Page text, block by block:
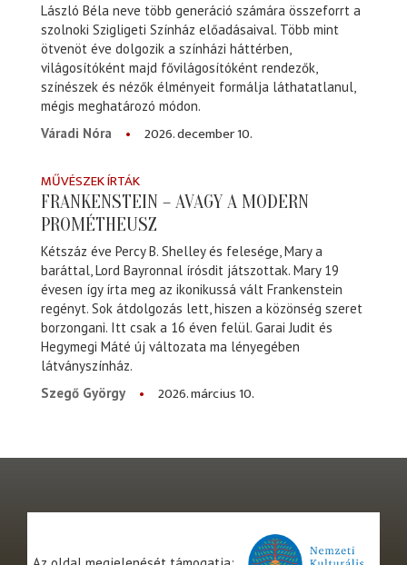
László Béla neve több generáció számára összeforrt a
szolnoki Szigligeti Színház előadásaival. Több mint
ötvenöt éve dolgozik a színházi háttérben,
világosítóként majd fővilágosítóként rendezők,
színészek és nézők élményeit formálja láthatatlanul,
mégis meghatározó módon.
Váradi Nóra
2026. december 10.
MŰVÉSZEK ÍRTÁK
FRANKENSTEIN – AVAGY A MODERN
PROMÉTHEUSZ
Kétszáz éve Percy B. Shelley és felesége, Mary a
baráttal, Lord Bayronnal írósdit játszottak. Mary 19
évesen így írta meg az ikonikussá vált Frankenstein
regényt. Sok átdolgozás lett, hiszen a közönség szeret
borzongani. Itt csak a 16 éven felül. Garai Judit és
Hegymegi Máté új változata ma lényegében
látványszínház.
Szegő György
2026. március 10.